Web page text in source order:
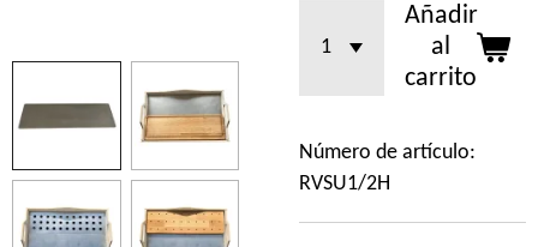
Añadir
al
carrito
Número de artículo:
RVSU1/2H